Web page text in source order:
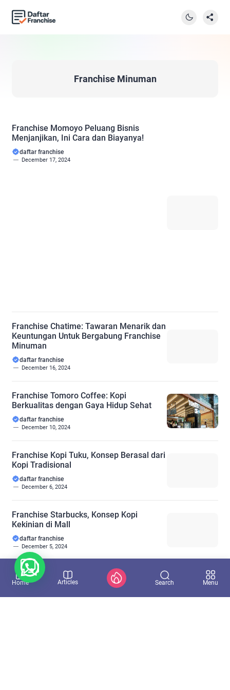
Franchise Minuman
Franchise Momoyo Peluang Bisnis
Menjanjikan, Ini Cara dan Biayanya!
daftar franchise
December 17, 2024
Franchise Chatime: Tawaran Menarik dan
Keuntungan Untuk Bergabung Franchise
Minuman
daftar franchise
December 16, 2024
Franchise Tomoro Coffee: Kopi
Berkualitas dengan Gaya Hidup Sehat
daftar franchise
December 10, 2024
Franchise Kopi Tuku, Konsep Berasal dari
Kopi Tradisional
daftar franchise
December 6, 2024
Franchise Starbucks, Konsep Kopi
Kekinian di Mall
daftar franchise
December 5, 2024
Franchise Chatime Salah Satu Pemain
Besar Industri Minuman Kekinian
daftar franchise
Home Articles Search Menu